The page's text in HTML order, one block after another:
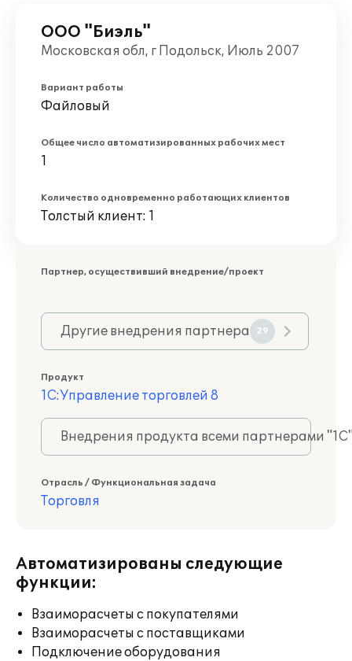
ООО "Биэль"
Московская обл, г Подольск, Июль 2007
Вариант работы
Файловый
Общее число автоматизированных рабочих мест
1
Количество одновременно работающих клиентов
Толстый клиент: 1
Партнер, осуществивший внедрение/проект
Другие внедрения партнера 29
Продукт
1С:Управление торговлей 8
Внедрения продукта всеми партнерами
Отрасль / Функциональная задача
Торговля
Автоматизированы следующие
функции:
Взаиморасчеты с покупателями
Взаиморасчеты с поставщиками
Подключение оборудования